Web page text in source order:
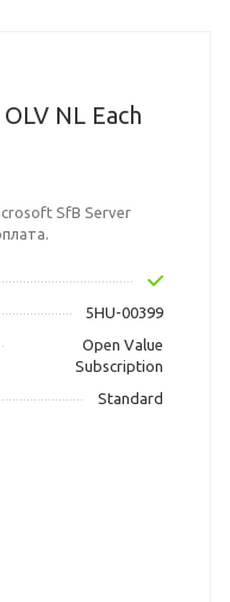
NL Each
SfB Server
5HU-00399
Open Value
Subscription
Standard